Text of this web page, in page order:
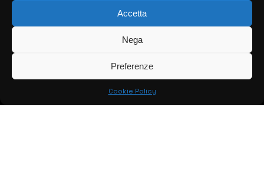
Accetta
Nega
Preferenze
Cookie Policy
> CONTATTI